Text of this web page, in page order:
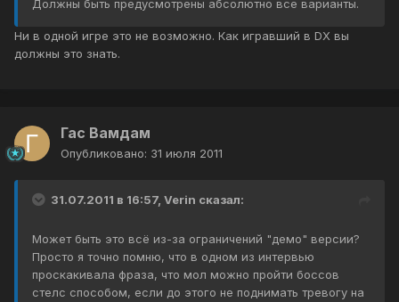
Должны быть предусмотрены абсолютно все варианты.
Ни в одной игре это не возможно. Как игравший в DX вы
должны это знать.
Гас Вамдам
Опубликовано: 31 июля 2011
31.07.2011 в 16:57, Verin сказал:
Может быть это всё из-за ограничений "демо" версии?
Просто я точно помню, что в одном из интервью
проскакивала фраза, что мол можно пройти боссов
стелс способом, если до этого не поднимать тревогу на